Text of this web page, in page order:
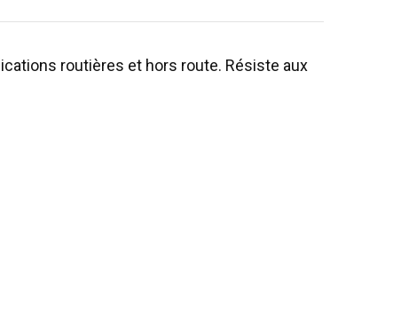
routières et hors route. Résiste aux